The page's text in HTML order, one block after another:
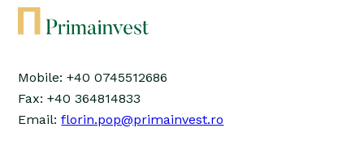
Mobile: +40 0745512686
Fax: +40 364814833
Email:florin.pop@primainvest.ro